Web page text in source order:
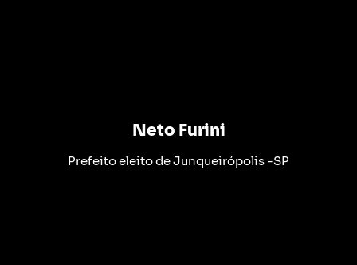
Neto Furini
Prefeito eleito de Junqueirópolis -SP